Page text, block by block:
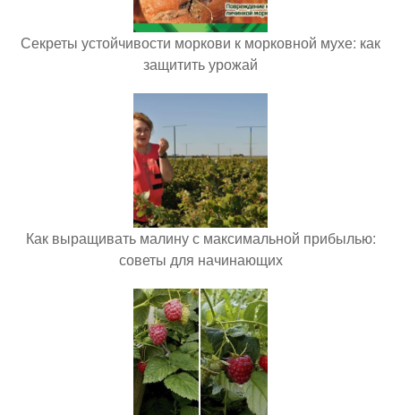
Секреты устойчивости моркови к морковной мухе: как
защитить урожай
Как выращивать малину с максимальной прибылью:
советы для начинающих